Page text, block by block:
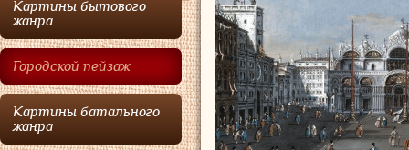
Картины бытового
жанра
Городской пейзаж
Картины батального
жанра